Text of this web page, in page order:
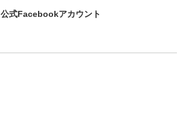
公式Facebookアカウント